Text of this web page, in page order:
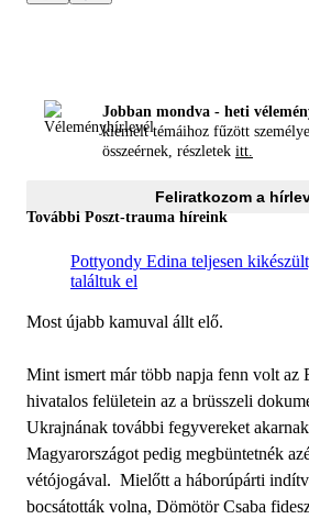
Jobban mondva - heti
kiemelt témáihoz fűzött
összeérnek, részletek itt.
Feliratkozom a
További Poszt-trauma híreink
Pottyondy Edina teljesen
találtuk el
Most újabb kamuval állt elő.
Mint ismert már több napja fenn volt az
hivatalos felületein az a brüsszeli
Ukrajnának további fegyvereket
Magyarországot pedig megbüntetnék
vétójogával. Mielőtt a háborúpárti
bocsátották volna, Dömötör Csaba